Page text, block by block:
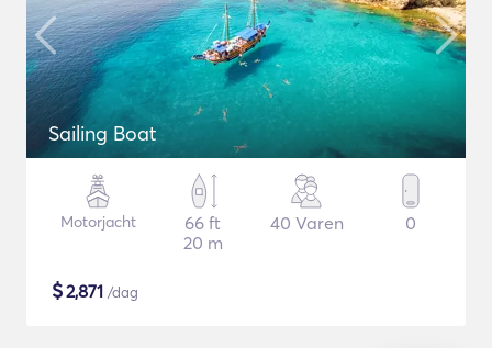
Sailing Boat
Motorjacht
66 ft
20 m
40 Varen 0
$2,871 /dag